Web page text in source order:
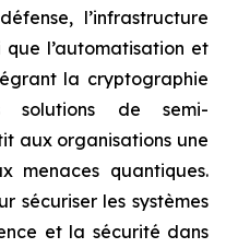
l’infrastructure
que l’automatisation et
la cryptographie
solutions de semi-
aux organisations une
menaces quantiques.
sécuriser les systèmes
et la sécurité dans